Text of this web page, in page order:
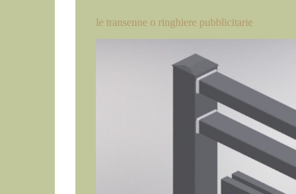
le transenne o ringhiere pubblicitarie